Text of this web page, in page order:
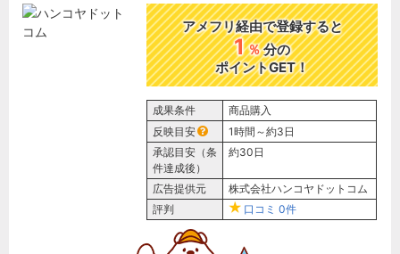
アメフリ経由で登録すると
1％分の
ポイントGET！
成果条件
商品購入
反映目安
1時間～約3日
承認目安（条
件達成後）
約30日
広告提供元
株式会社ハンコヤドットコム
評判
口コミ 0件